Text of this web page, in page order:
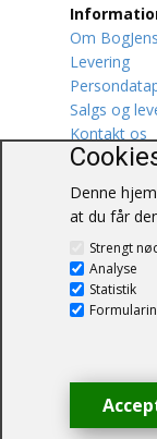
Mad
Musik
Om
Levering
Salgs og
Kontakt os
Blåkærvej
6052 Viuf
Tlf.:
©
Denne
at du får
Strengt
Analyse
Statistik